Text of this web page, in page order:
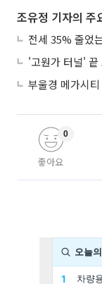
조유정 기자의 주
좋아요
0